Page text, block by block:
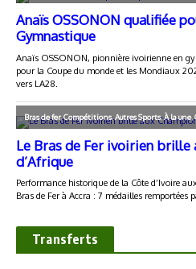
Transferts